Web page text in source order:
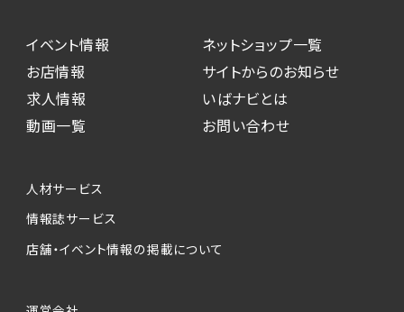
イベント情報
お店情報
求人情報
動画一覧
ネットショップ一覧
サイトからのお知らせ
いばナビとは
お問い合わせ
人材サービス
情報誌サービス
店舗・イベント情報の掲載について